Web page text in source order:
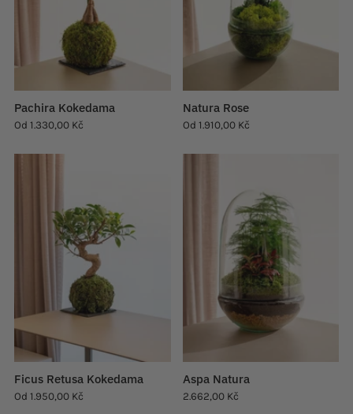
Pachira Kokedama
Od 1.330,00 Kč
Natura Rose
Od 1.910,00 Kč
Ficus Retusa Kokedama
Od 1.950,00 Kč
Aspa Natura
2.662,00 Kč